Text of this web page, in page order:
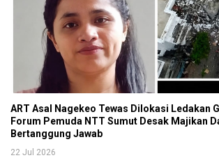
ART Asal Nagekeo Tewas Dilokasi Ledakan
Forum Pemuda NTT Sumut Desak Majikan
Bertanggung Jawab
22 Jul 2026